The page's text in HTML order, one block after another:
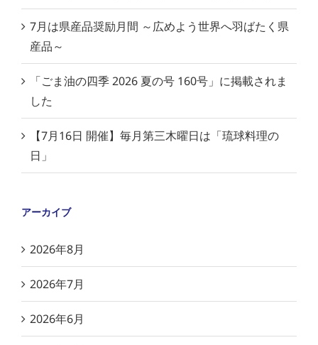
7月は県産品奨励月間 ～広めよう世界へ羽ばたく県
産品～
「ごま油の四季 2026 夏の号 160号」に掲載されま
した
【7月16日 開催】毎月第三木曜日は「琉球料理の
日」
アーカイブ
2026年8月
2026年7月
2026年6月